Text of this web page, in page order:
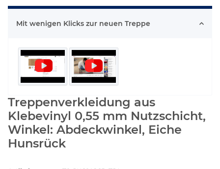
Mit wenigen Klicks zur neuen Treppe
Treppenverkleidung aus
Klebevinyl 0,55 mm Nutzschicht,
Winkel: Abdeckwinkel, Eiche
Hunsrück